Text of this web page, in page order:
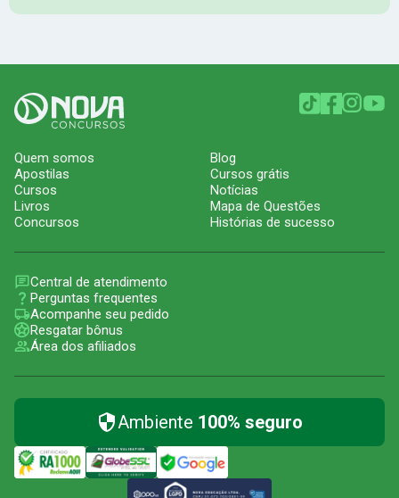
Quem somos
Apostilas
Cursos
Livros
Concursos
Blog
Cursos grátis
Notícias
Mapa de Questões
Histórias de sucesso
Central de atendimento
Perguntas frequentes
Acompanhe seu pedido
Resgatar bônus
Área dos afiliados
Ambiente 100% seguro